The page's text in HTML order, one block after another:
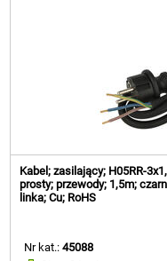
Kabel; zasilający; H05RR-
prosty; przewody; 1,5m;
linka; Cu; RoHS
Nr kat.:45088